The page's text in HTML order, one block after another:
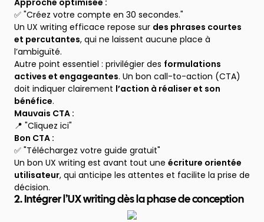
Approche optimisée :
✅ "Créez votre compte en 30 secondes."
Un UX writing efficace repose sur des phrases courtes
et percutantes, qui ne laissent aucune place à
l’ambiguïté.
Autre point essentiel : privilégier des formulations
actives et engageantes. Un bon call-to-action (CTA)
doit indiquer clairement l’action à réaliser et son
bénéfice.
Mauvais CTA :
📍 "Cliquez ici"
Bon CTA :
✅ "Téléchargez votre guide gratuit"
Un bon UX writing est avant tout une écriture orientée
utilisateur, qui anticipe les attentes et facilite la prise de
décision.
2. Intégrer l’UX writing dès la phase de conception